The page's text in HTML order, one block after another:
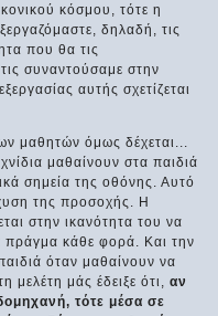
κόσμου, τότε η
δηλαδή, τις
που θα τις
συναντούσαμε στην
αυτής σχετίζεται
μαθητών όμως δέχεται...
μαθαίνουν στα παιδιά
σημεία της οθόνης. Αυτό
της προσοχής. Η
στην ικανότητα του να
πράγμα κάθε φορά. Και την
όταν μαθαίνουν να
μελέτη μάς έδειξε ότι,αν
τότε μέσα σε